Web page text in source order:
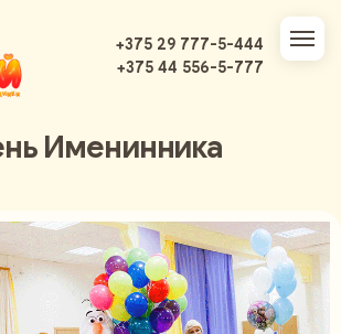
+375 29 777-5-444
+375 44 556-5-777
Именинника